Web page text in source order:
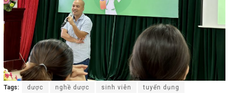
Tags: dược nghề dược sinh viên tuyển dụng